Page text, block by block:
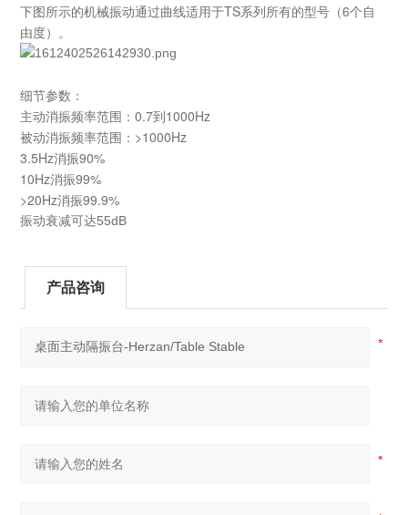
下图所示的机械振动通过曲线适用于TS系列所有的型号（6个自
由度）。
细节参数：
主动消振频率范围：0.7到1000Hz
被动消振频率范围：>1000Hz
3.5Hz消振90%
10Hz消振99%
>20Hz消振99.9%
振动衰减可达55dB
产品咨询